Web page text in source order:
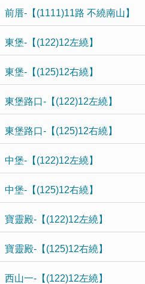
前厝-【(1111)11路 不繞南山】
東堡-【(122)12左繞】
東堡-【(125)12右繞】
東堡路口-【(122)12左繞】
東堡路口-【(125)12右繞】
中堡-【(122)12左繞】
中堡-【(125)12右繞】
寶靈殿-【(122)12左繞】
寶靈殿-【(125)12右繞】
西山一-【(122)12左繞】